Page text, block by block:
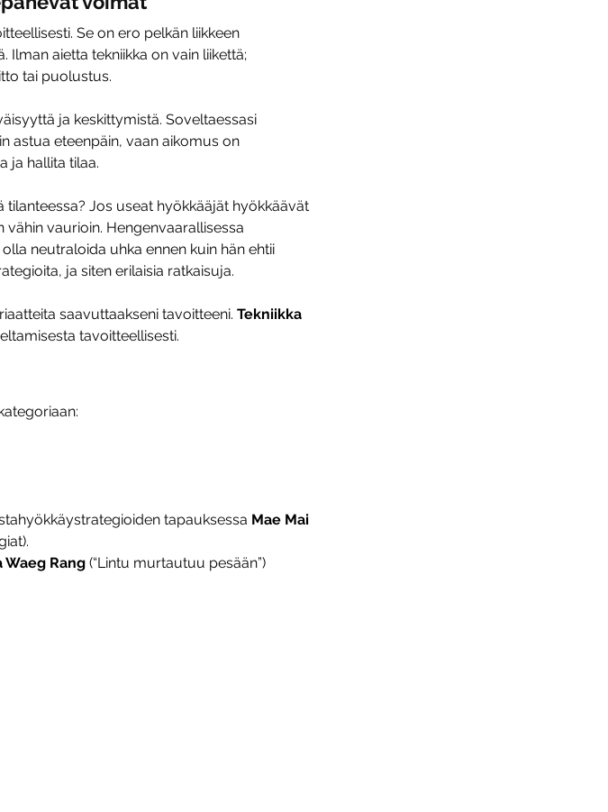
Se on ero pelkän liikkeen
Ilman aietta tekniikka on vain liikettä;
tai puolustus.
ja keskittymistä. Soveltaessasi
astua eteenpäin, vaan aikomus on
ja hallita tilaa.
Jos useat hyökkääjät hyökkäävät
vaurioin. Hengenvaarallisessa
neutraloida uhka ennen kuin hän ehtii
ja siten erilaisia ratkaisuja.
saavuttaakseni tavoitteeni. Tekniikka
tavoitteellisesti.
tapauksessa Mae Mai
Waeg Rang (“Lintu murtautuu pesään”)